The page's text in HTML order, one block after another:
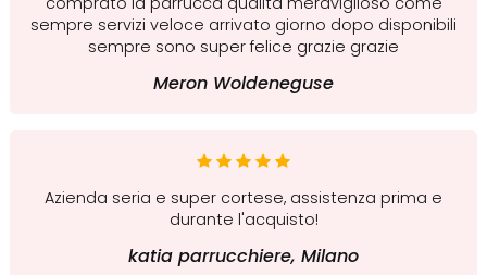
sempre servizi veloce arrivato giorno dopo disponibili
sempre sono super felice grazie grazie
Meron Woldeneguse
Azienda seria e super cortese, assistenza prima e
durante l'acquisto!
katia parrucchiere, Milano